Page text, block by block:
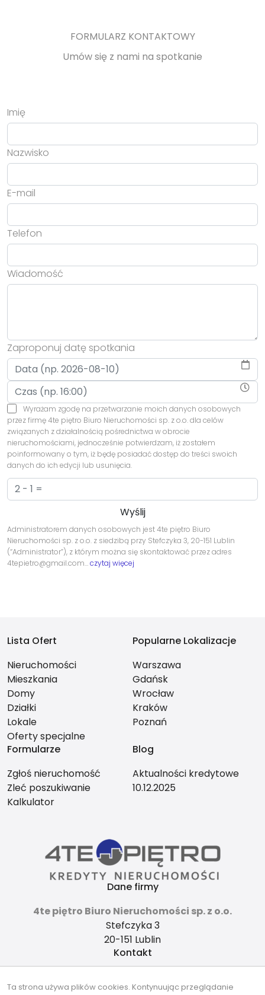
FORMULARZ KONTAKTOWY
Umów się z nami na spotkanie
Imię
Nazwisko
E-mail
Telefon
Wiadomość
Zaproponuj datę spotkania
Wyrażam zgodę na przetwarzanie moich danych osobowych
przez firmę 4te piętro Biuro Nieruchomości sp. z o.o. dla celów
związanych z działalnością pośrednictwa w obrocie
nieruchomościami, jednocześnie potwierdzam, iż zostałem
poinformowany o tym, iż będę posiadać dostęp do treści swoich
danych do ich edycji lub usunięcia.
Administratorem danych osobowych jest 4te piętro Biuro
Nieruchomości sp. z o.o. z siedzibą przy Stefczyka 3, 20-151 Lublin
(“Administrator”), z którym można się skontaktować przez adres
4tepietro@gmail.com…czytaj więcej
Lista Ofert
Nieruchomości
Mieszkania
Domy
Działki
Lokale
Oferty specjalne
Popularne Lokalizacje
Warszawa
Gdańsk
Wrocław
Kraków
Poznań
Formularze
Zgłoś nieruchomość
Zleć poszukiwanie
Kalkulator
Blog
Aktualności kredytowe
10.12.2025
Dane firmy
4te piętro Biuro Nieruchomości sp. z o.o.
Stefczyka 3
20-151 Lublin
Kontakt
Ta strona używa plików cookies. Kontynuując przeglądanie